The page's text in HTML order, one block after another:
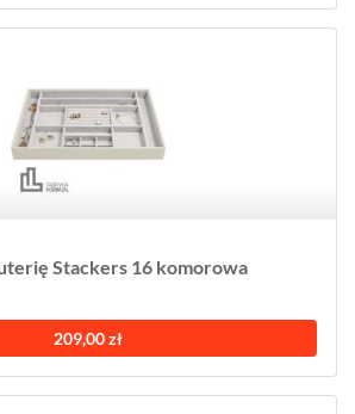
Stackers 16 komorowa
209,00 zł